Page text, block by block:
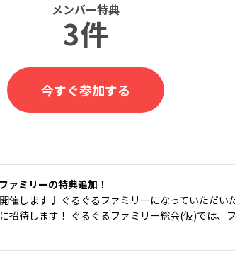
メンバー特典
3件
今すぐ参加する
ァミリーの特典追加！
催します♩ ぐるぐるファミリーになっていただい
招待します！ ぐるぐるファミリー総会(仮)では、